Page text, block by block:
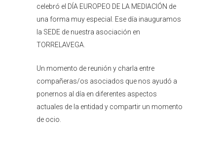
celebró el DÍA EUROPEO DE LA MEDIACIÓN de
una forma muy especial. Ese día inauguramos
la SEDE de nuestra asociación en
TORRELAVEGA.
Un momento de reunión y charla entre
compañeras/os asociados que nos ayudó a
ponernos al día en diferentes aspectos
actuales de la entidad y compartir un momento
de ocio.